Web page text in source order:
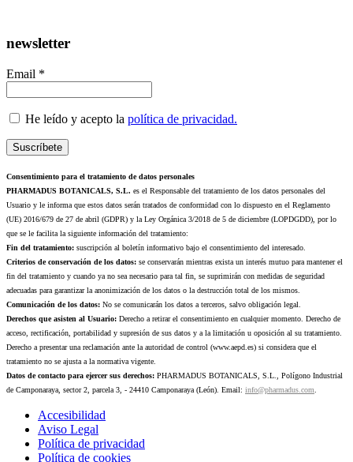
newsletter
Email *
He leído y acepto la política de privacidad.
Consentimiento para el tratamiento de datos personales
PHARMADUS BOTANICALS, S.L. es el Responsable del tratamiento de los datos personales del
Usuario y le informa que estos datos serán tratados de conformidad con lo dispuesto en el Reglamento
(UE) 2016/679 de 27 de abril (GDPR) y la Ley Orgánica 3/2018 de 5 de diciembre (LOPDGDD), por lo
que se le facilita la siguiente información del tratamiento:
Fin del tratamiento: suscripción al boletín informativo bajo el consentimiento del interesado.
Criterios de conservación de los datos: se conservarán mientras exista un interés mutuo para mantener el
fin del tratamiento y cuando ya no sea necesario para tal fin, se suprimirán con medidas de seguridad
adecuadas para garantizar la anonimización de los datos o la destrucción total de los mismos.
Comunicación de los datos: No se comunicarán los datos a terceros, salvo obligación legal.
Derechos que asisten al Usuario: Derecho a retirar el consentimiento en cualquier momento. Derecho de
acceso, rectificación, portabilidad y supresión de sus datos y a la limitación u oposición al su tratamiento.
Derecho a presentar una reclamación ante la autoridad de control (www.aepd.es) si considera que el
tratamiento no se ajusta a la normativa vigente.
Datos de contacto para ejercer sus derechos: PHARMADUS BOTANICALS, S.L., Polígono Industrial
de Camponaraya, sector 2, parcela 3, - 24410 Camponaraya (León). Email: info@pharmadus.com
Accesibilidad
Aviso Legal
Política de privacidad
Política de cookies